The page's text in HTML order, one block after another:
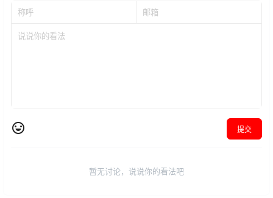
提交
暂无讨论，说说你的看法吧